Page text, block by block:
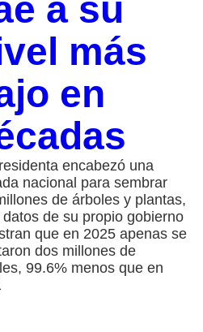
a su
más
en
encabezó una
nacional para sembrar
de árboles y plantas,
datos de su propio gobierno
que en 2025 apenas se
dos millones de
99.6% menos que en